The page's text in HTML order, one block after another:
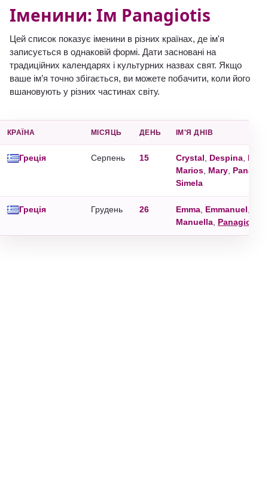
Іменини: Ім Panagiotis
Цей список показує іменини в різних країнах, де ім'я
записується в однаковій формі. Дати засновані на
традиційних календарях і культурних назвах свят. Якщо
ваше ім’я точно збігається, ви можете побачити, коли його
вшановують у різних частинах світу.
КРАЇНА MІСЯЦЬ ДЕНЬ ІМ'Я ДНІВ
Греція Серпень 15 Crystal Despina
Marios Mary
Simela
Греція Грудень 26 Emma Emmanuel
Manuella Panagiotis